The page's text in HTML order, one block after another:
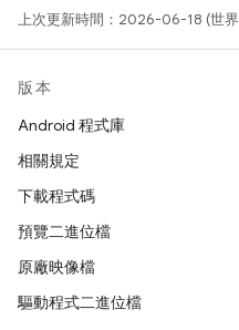
上次更新時間：2026-06-18 (世界
版本
Android 程式庫
相關規定
下載程式碼
預覽二進位檔
原廠映像檔
驅動程式二進位檔